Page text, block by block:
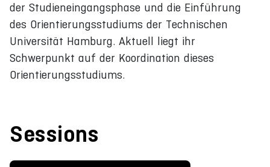
der Studieneingangsphase und die Einführung
des Orientierungsstudiums der Technischen
Universität Hamburg. Aktuell liegt ihr
Schwerpunkt auf der Koordination dieses
Orientierungsstudiums.
Sessions